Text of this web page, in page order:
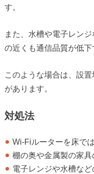
す。
また、水槽や電子レン
の近くも通信品質が低下
このような場合は、設
があります。
対処法
Wi-Fiルーターを床で
棚の奥や金属製の家
電子レンジや水槽な